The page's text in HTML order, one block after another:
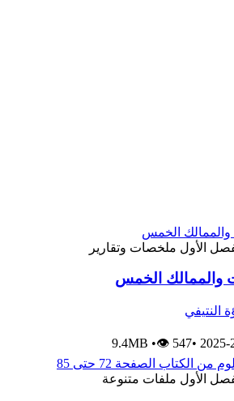
الأول ملخصات وتقارير
والممالك الخمس
النتيفي
•
9.4MB •👁 547
الأول ملفات متنوعة